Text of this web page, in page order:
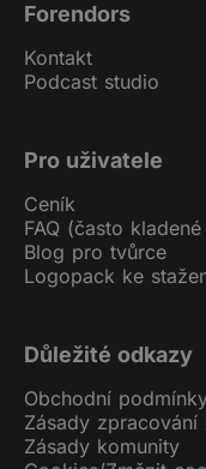
Forendors
Kontakt
Podcast studio
Pro uživatele
Ceník
FAQ (často
Blog pro tvůrce
Logopack ke
Důležité odkazy
Obchodní
Zásady zpracování
Zásady komunity